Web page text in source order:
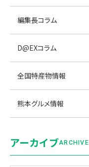
編集長コラム
D@EXコラム
全国特産物情報
熊本グルメ情報
アーカイブARCHIVE